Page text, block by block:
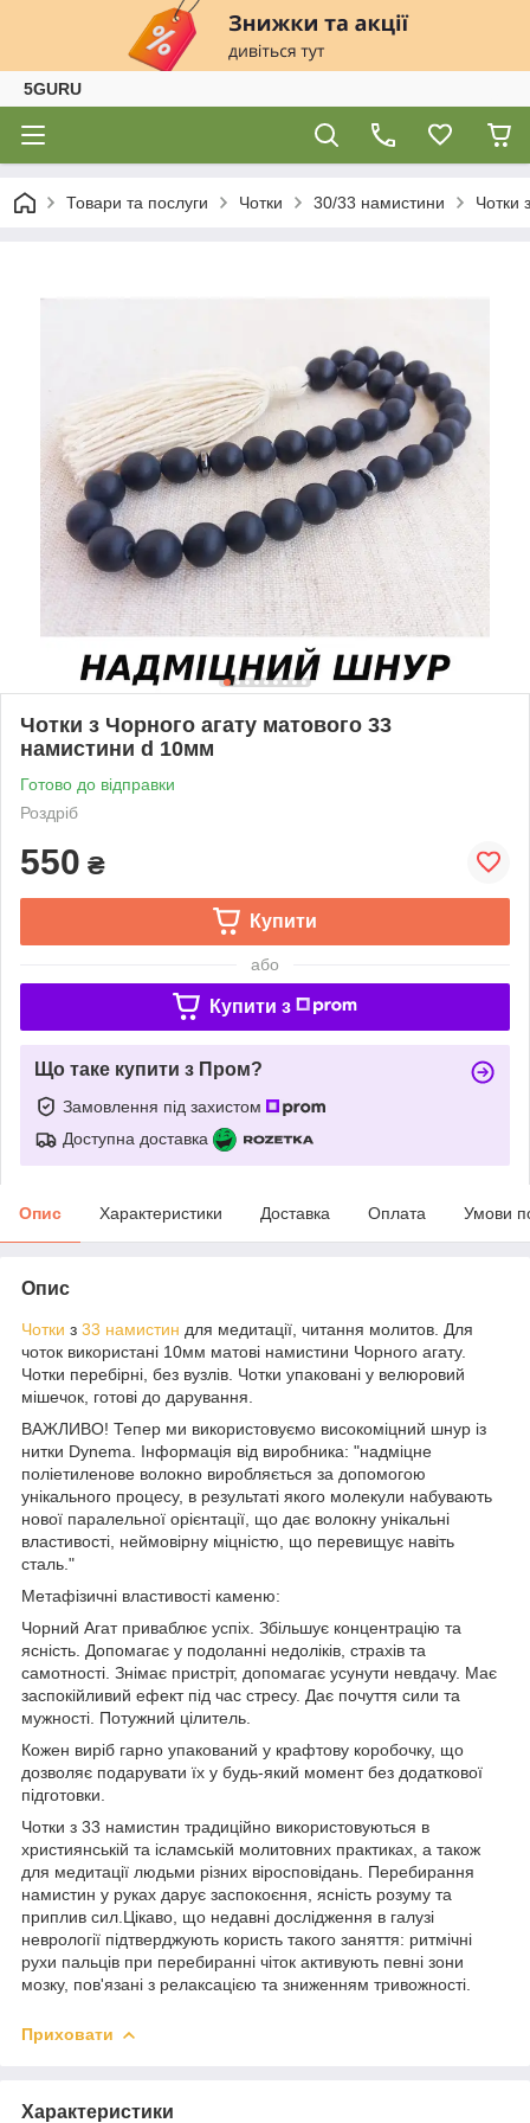
5GURU
Товари та послуги Чотки 30/33 намистини Чотки
Чотки з Чорного агату матового 33
намистини d 10мм
Готово до відправки
Роздріб
550 ₴
Купити
або
Купити з
Що таке купити з Пром?
Замовлення під захистом
Доступна доставка
Опис Характеристики Доставка Оплата Умови
Опис
Чотки з 33 намистин для медитації, читання молитов. Для
чоток використані 10мм матові намистини Чорного агату.
Чотки перебірні, без вузлів. Чотки упаковані у велюровий
мішечок, готові до дарування.
ВАЖЛИВО! Тепер ми використовуємо високоміцний шнур із
нитки Dynema. Інформація від виробника: "надміцне
поліетиленове волокно виробляється за допомогою
унікального процесу, в результаті якого молекули набувають
нової паралельної орієнтації, що дає волокну унікальні
властивості, неймовірну міцністю, що перевищує навіть
сталь."
Метафізичні властивості каменю:
Чорний Агат приваблює успіх. Збільшує концентрацію та
ясність. Допомагає у подоланні недоліків, страхів та
самотності. Знімає пристріт, допомагає усунути невдачу. Має
заспокійливий ефект під час стресу. Дає почуття сили та
мужності. Потужний цілитель.
Кожен виріб гарно упакований у крафтову коробочку, що
дозволяє подарувати їх у будь-який момент без додаткової
підготовки.
Чотки з 33 намистин традиційно використовуються в
християнській та ісламській молитовних практиках, а також
для медитації людьми різних віросповідань. Перебирання
намистин у руках дарує заспокоєння, ясність розуму та
приплив сил.Цікаво, що недавні дослідження в галузі
неврології підтверджують користь такого заняття: ритмічні
рухи пальців при перебиранні чіток активують певні зони
мозку, пов'язані з релаксацією та зниженням тривожності.
Приховати
Характеристики